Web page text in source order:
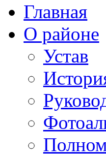
Главная
О районе
Устав